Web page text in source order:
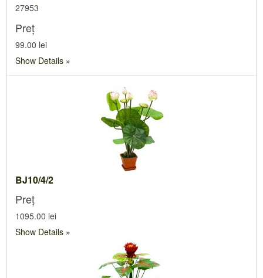
27953
Preț
99.00 lei
Show Details
BJ10/4/2
Preț
1095.00 lei
Show Details